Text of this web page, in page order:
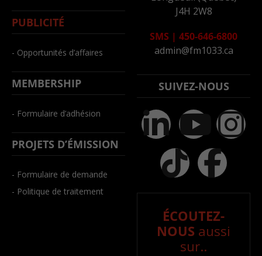
PUBLICITÉ
- Opportunités d’affaires
MEMBERSHIP
- Formulaire d’adhésion
PROJETS D’ÉMISSION
- Formulaire de demande
- Politique de traitement
J4H 2W8
SMS | 450-646-6800
admin@fm1033.ca
SUIVEZ-NOUS
ÉCOUTEZ-
NOUS aussi
sur..